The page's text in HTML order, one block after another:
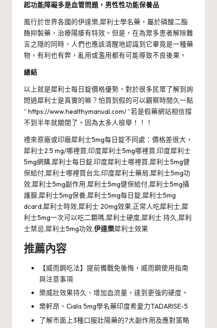
起功能障礙多是血管問題，男性性功能保養品
風行於世界各國的伊達樂,犀利士學名藥，屬於磷酸二酯
酶抑製藥，治療陽痿有特效。但是，在為眾多患者解除難
言之隱的同時，人們也應該清醒地認識到它畢竟是一種藥
物，有利也有弊，亂用或濫用都有可能導致不良後果。
總結
以上就是犀利士每日錠價格優勢，對於很多民眾了解到詢
問過犀利士是真實的嘛？怕買到假的可以觀察時間久一點
“ https://www.healthymanual.com/ ”若是假藥網站相信撐
不到半年就關閉了。因為太多人檢舉！！！
禮來原廠或印廠犀利士5mg每日錠不同處：價格差很大，
犀利士2.5 mg/哪裡買,印度犀利士5mg哪裡買,印度犀利士
5mg網購,犀利士每日錠,印度犀利士哪裡買,犀利士5mg健
保給付,犀利士哪裡買台北,印度犀利士藥局,犀利士5mg功
效,犀利士5mg副作用,犀利士5mg健保給付,犀利士5mg攝
護腺,犀利士5mg保養,犀利士5mg每日錠,犀利士5mg
dcard,犀利士時效,犀利士 20mg效果,正常人吃犀利士,犀
利士5mg一次可以吃二顆嗎,犀利士硬度,犀利士 持久,犀利
士禁忌,犀利士5mg功效,伊達樂犀利士效果
推薦內容
【威而鋼吃法】提前備戰免後悔，威而鋼使用指南
與注意事項
樂威壯效果持久、增加血流量，達到更強的硬度。
樂軒昂、Cialis 5mg學名藥印度希愛力TADARISE-5
了解市面上3種口服壯陽藥的7大副作用及應對策略